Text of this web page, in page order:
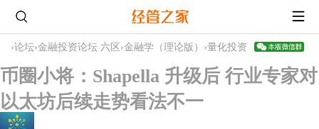
›论坛›金融投资论坛 六区 ›金融学（理论版） ›量化投资
币圈小将：Shapella 升级后 行业专家对
以太坊后续走势看法不一